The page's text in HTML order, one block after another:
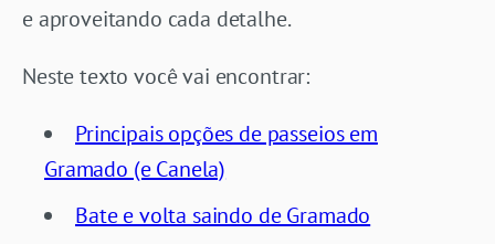
e aproveitando cada detalhe.
Neste texto você vai encontrar:
Principais opções de passeios em
Gramado (e Canela)
Bate e volta saindo de Gramado